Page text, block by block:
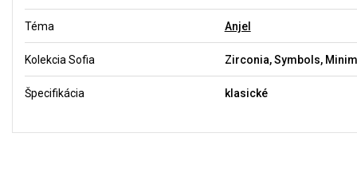
Téma Anjel
Kolekcia Sofia Zirconia, Symbols,
Špecifikácia klasické